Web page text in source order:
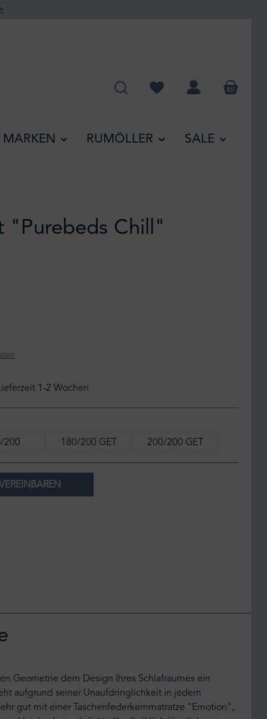
Du hast 0 Produkte auf
MARKEN RUMÖLLER SALE
"Purebeds Chill"
1-2 Wochen
200 180/200 GET 200/200 GET
Geometrie dem Design Ihres Schlafraumes ein
aufgrund seiner Unaufdringlichkeit in jedem
gut mit einer Taschenfederkernmatratze "Emotion",